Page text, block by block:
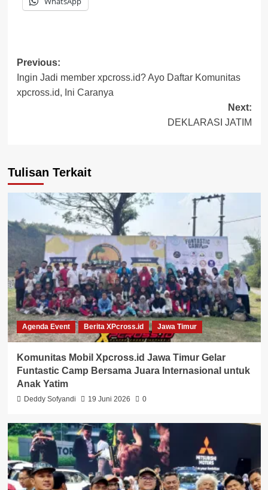
Post
navigation
Previous:
Ingin Jadi member xpcross.id? Ayo Daftar Komunitas
xpcross.id, Ini Caranya
Next:
DEKLARASI JATIM
Tulisan Terkait
Agenda Event Berita XPcross.id Jawa Timur
Komunitas Mobil Xpcross.id Jawa Timur Gelar
Funtastic Camp Bersama Juara Internasional untuk
Anak Yatim
Deddy Sofyandi 19 Juni 2026 0